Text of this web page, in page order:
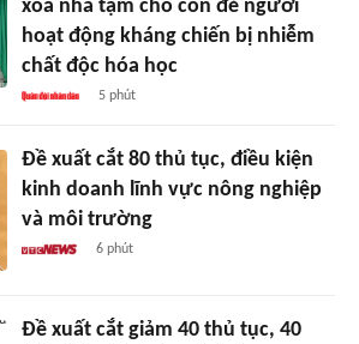
xóa nhà tạm cho con đẻ người
hoạt động kháng chiến bị nhiễm
chất độc hóa học
5 phút
Đề xuất cắt 80 thủ tục, điều kiện
kinh doanh lĩnh vực nông nghiệp
và môi trường
6 phút
Đề xuất cắt giảm 40 thủ tục, 40